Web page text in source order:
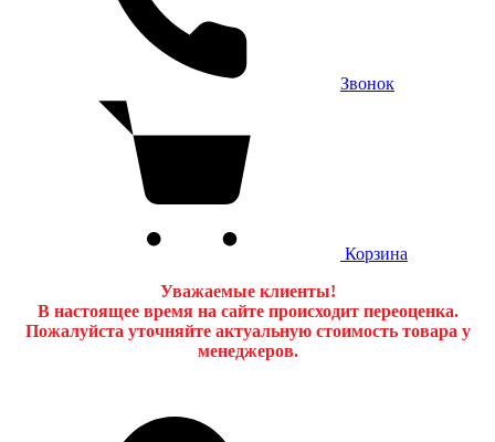
Звонок
Корзина
Уважаемые клиенты!
В настоящее время на сайте происходит переоценка.
Пожалуйста уточняйте актуальную стоимость товара у
менеджеров.